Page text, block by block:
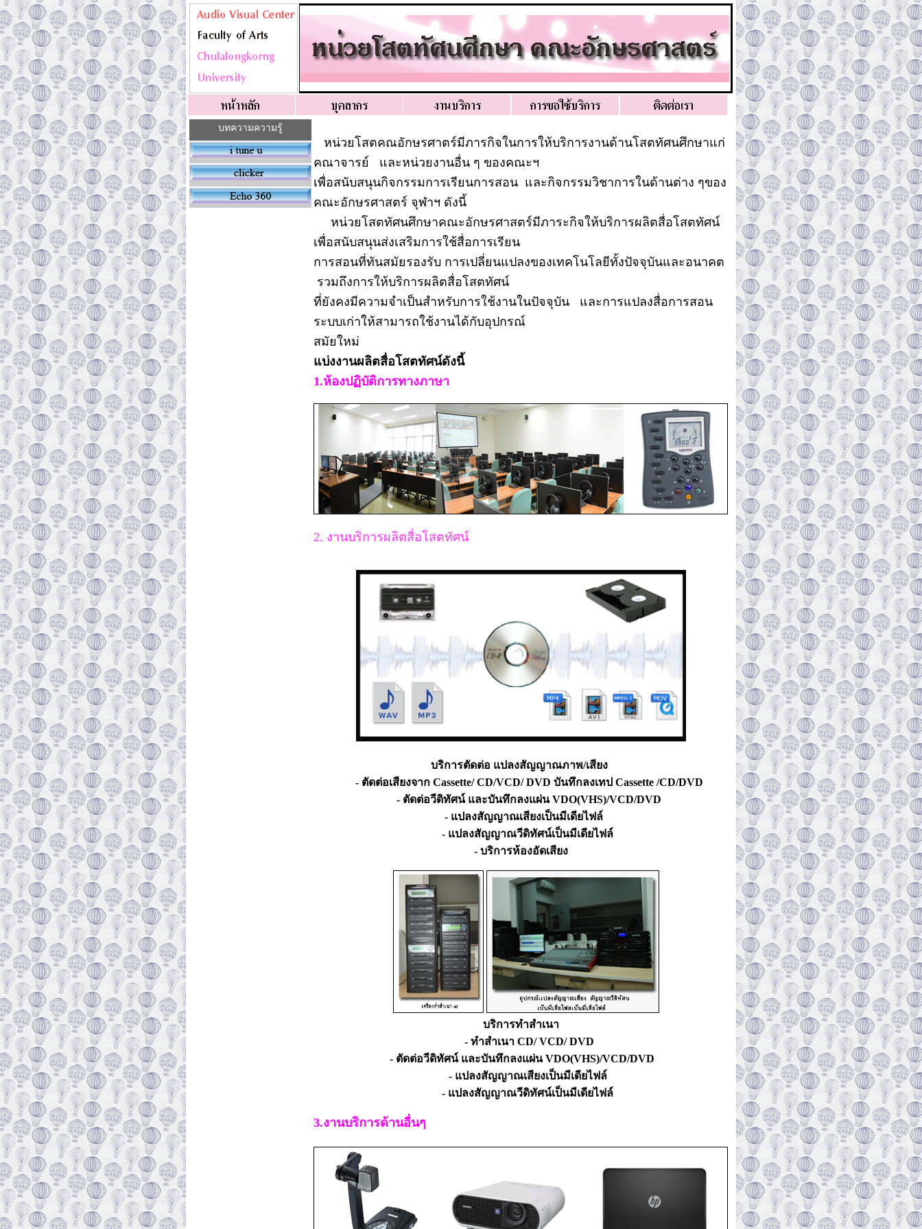
บทความความรู้
หน่วยโสตคณอักษรศาตร์มีภารกิจในการให้บริการงานด้านโสตทัศนศึกษาแก่
คณาจารย์ และหน่วยงานอื่น ๆ ของคณะฯ
เพื่อสนับสนุนกิจกรรมการเรียนการสอน และกิจกรรมวิชาการในด้านต่าง ๆของ
คณะอักษรศาสตร์ จุฬาฯ ดังนี้
หน่วยโสตทัศนศึกษาคณะอักษรศาสตร์มีภาระกิจให้บริการผลิตสื่อโสตทัศน์
เพื่อสนับสนุนส่งเสริมการใช้สื่อการเรียน
การสอนที่ทันสมัยรองรับ การเปลี่ยนแปลงของเทคโนโลยีทั้งปัจจุบันและอนาคต
รวมถึงการให้บริการผลิตสื่อโสตทัศน์
ที่ยังคงมีความจำเป็นสำหรับการใช้งานในปัจจุบัน และการแปลงสื่อการสอน
ระบบเก่าให้สามารถใช้งานได้กับอุปกรณ์
สมัยใหม่
แบ่งงานผลิตสื่อโสตทัศน์ดังนี้
1.ห้องปฏิบัติการทางภาษา
2. งานบริการผลิตสื่อโสตทัศน์
บริการตัดต่อ แปลงสัญญาณภาพ/เสียง
- ตัดต่อเสียงจาก Cassette/ CD/VCD/ DVD บันทึกลงเทป Cassette /CD/DVD
- ตัดต่อวีดิทัศน์ และบันทึกลงแผ่น VDO(VHS)/VCD/DVD
- แปลงสัญญาณเสียงเป็นมีเดียไฟล์
- แปลงสัญญาณวีดิทัศน์เป็นมีเดียไฟล์
- บริการห้องอัดเสียง
บริการทำสำเนา
- ทำสำเนา CD/ VCD/ DVD
- ตัดต่อวีดิทัศน์ และบันทึกลงแผ่น VDO(VHS)/VCD/DVD
- แปลงสัญญาณเสียงเป็นมีเดียไฟล์
- แปลงสัญญาณวีดิทัศน์เป็นมีเดียไฟล์
3.งานบริการด้านอื่นๆ